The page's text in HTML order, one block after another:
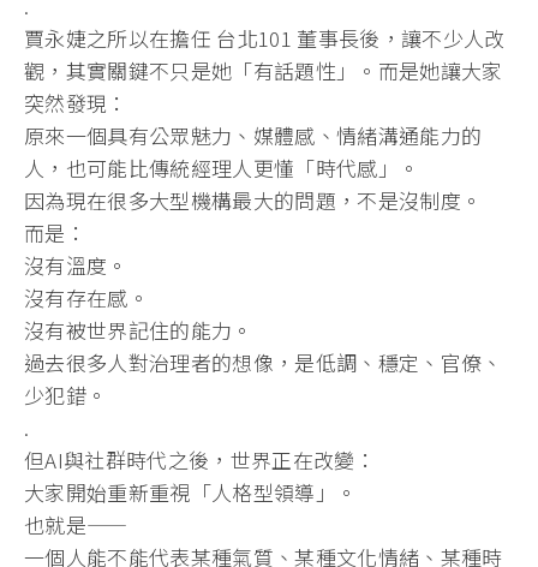
賈永婕之所以在擔任 台北101 董事長後，讓不少人改
觀，其實關鍵不只是她「有話題性」。而是她讓大家
突然發現：
原來一個具有公眾魅力、媒體感、情緒溝通能力的
人，也可能比傳統經理人更懂「時代感」。
因為現在很多大型機構最大的問題，不是沒制度。
而是：
沒有溫度。
沒有存在感。
沒有被世界記住的能力。
過去很多人對治理者的想像，是低調、穩定、官僚、
少犯錯。
.
但AI與社群時代之後，世界正在改變：
大家開始重新重視「人格型領導」。
也就是——
一個人能不能代表某種氣質、某種文化情緒、某種時